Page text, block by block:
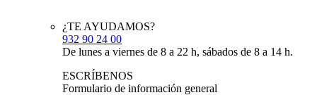
¿TE AYUDAMOS?
932 90 24 00
De lunes a viernes de 8 a 22 h, sábados de 8 a 14 h.
ESCRÍBENOS
Formulario de información general